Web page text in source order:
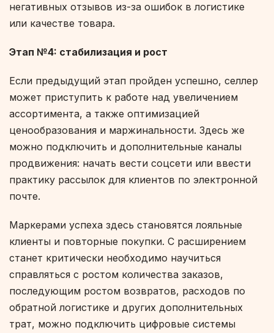
негативных отзывов из-за ошибок в логистике
или качестве товара.
Этап №4: стабилизация и рост
Если предыдущий этап пройден успешно, селлер
может приступить к работе над увеличением
ассортимента, а также оптимизацией
ценообразования и маржинальности. Здесь же
можно подключить и дополнительные каналы
продвижения: начать вести соцсети или ввести
практику рассылок для клиентов по электронной
почте.
Маркерами успеха здесь становятся лояльные
клиенты и повторные покупки. С расширением
станет критически необходимо научиться
справляться с ростом количества заказов,
последующим ростом возвратов, расходов по
обратной логистике и других дополнительных
трат, можно подключить цифровые системы